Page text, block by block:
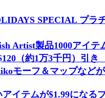
SPECIAL プラ
Artist製品1000アイ
（約1万3千円）引き
モーフ＆マップなど
イテムが$1.99になる